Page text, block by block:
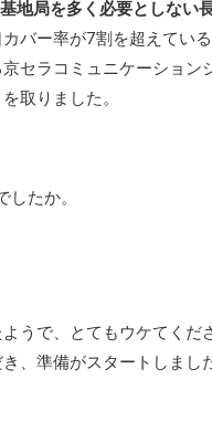
地局を多く必要としない
バー率が7割を超えてい
セラコミュニケーション
取りました。
したか。
うで、とてもウケてくだ
、準備がスタートしまし